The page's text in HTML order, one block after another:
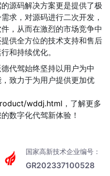
源码解决方案更是提供了极
求，对源码进行二次开发，
，从而在激烈的市场竞争中
供全方位的技术支持和售后
和持续优化。
代驾始终坚持以用户为中
致力于为用户提供更加优
wddj.html ，了解更多
数字化代驾新体验！
国家高新技术企业编号：
GR202337100528